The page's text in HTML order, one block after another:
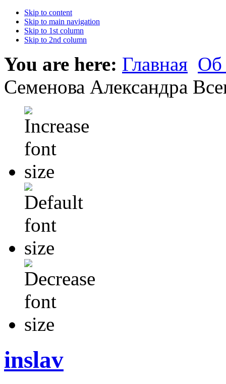
Skip to content
Skip to main navigation
Skip to 1st column
Skip to 2nd column
You are here: Главная Об
Семенова Александра
inslav